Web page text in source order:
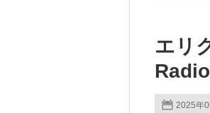
エリ
2025年